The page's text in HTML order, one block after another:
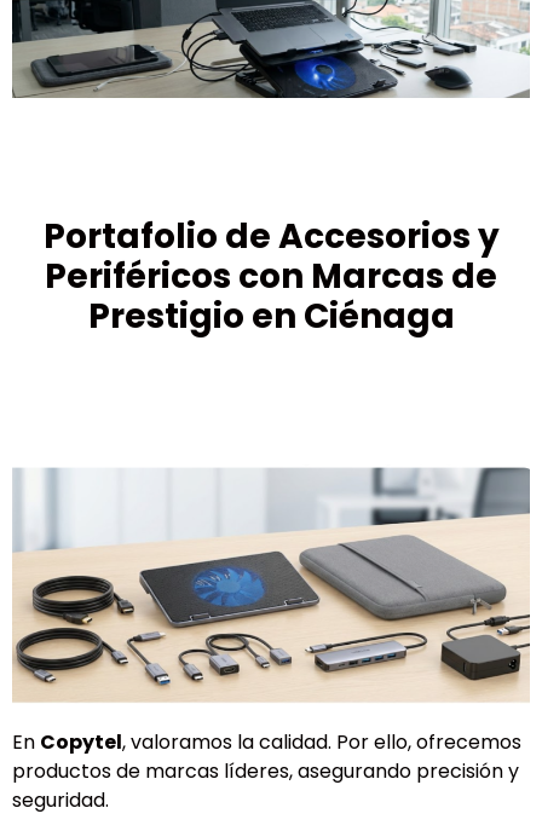
Portafolio de Accesorios y
Periféricos con Marcas de
Prestigio en Ciénaga
En Copytel, valoramos la calidad. Por ello, ofrecemos
productos de marcas líderes, asegurando precisión y
seguridad.